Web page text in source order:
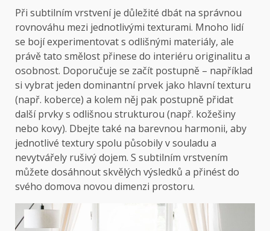
Při subtilním vrstvení je důležité dbát na správnou
rovnováhu mezi jednotlivými texturami. Mnoho lidí
se bojí experimentovat s odlišnými materiály, ale
právě tato smělost přinese do interiéru originalitu a
osobnost. Doporučuje se začít postupně – například
si vybrat jeden dominantní prvek jako hlavní texturu
(např. koberce) a kolem něj pak postupně přidat
další prvky s odlišnou strukturou (např. kožešiny
nebo kovy). Dbejte také na barevnou harmonii, aby
jednotlivé textury spolu působily v souladu a
nevytvářely rušivý dojem. S subtilním vrstvením
můžete dosáhnout skvělých výsledků a přinést do
svého domova novou dimenzi prostoru.